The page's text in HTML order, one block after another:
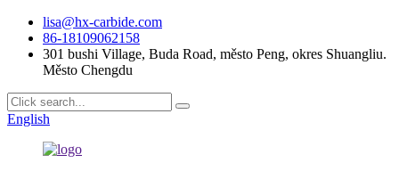
lisa@hx-carbide.com
86-18109062158
301 bushi Village, Buda Road, město Peng, okres Shuangliu.
Město Chengdu
English